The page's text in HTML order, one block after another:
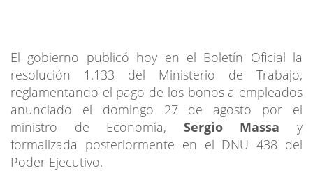
El gobierno publicó hoy en el Boletín Oficial la
resolución 1.133 del Ministerio de Trabajo,
reglamentando el pago de los bonos a empleados
anunciado el domingo 27 de agosto por el
ministro de Economía, Sergio Massa y
formalizada posteriormente en el DNU 438 del
Poder Ejecutivo.